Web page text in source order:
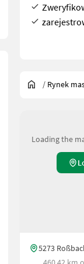
/ Rynek
Loading the
5273